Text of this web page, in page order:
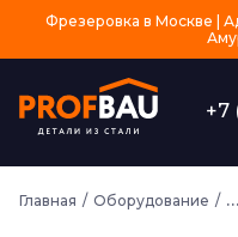
Фрезеровка в Москве |
+7
Главная Оборудование